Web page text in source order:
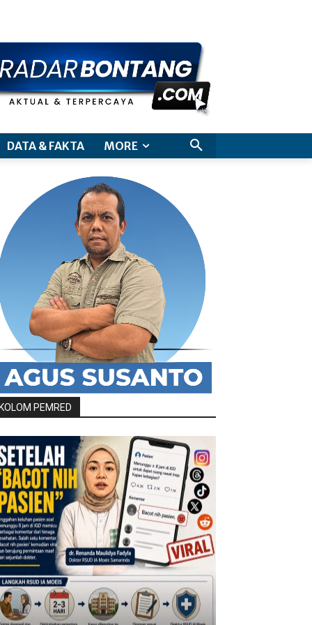
DATA & FAKTA MORE
KOLOM PEMRED